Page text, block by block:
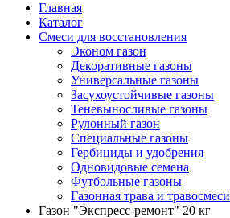
Главная
Каталог
Смеси для восстановления
Эконом газон
Декоративные газоны
Универсальные газоны
Засухоустойчивые газоны
Теневыносливые газоны
Рулонный газон
Специальные газоны
Гербициды и удобрения
Одновидовые семена
Футбольные газоны
Газонная трава и травосмеси
Газон "Экспресс-ремонт" 20 кг